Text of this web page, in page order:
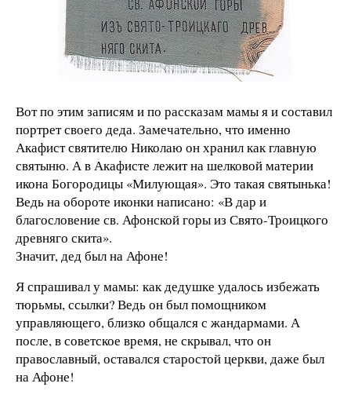
Вот по этим записям и по рассказам мамы я и составил
портрет своего деда. Замечательно, что именно
Акафист святителю Николаю он хранил как главную
святыню. А в Акафисте лежит на шелковой материи
икона Богородицы «Милующая». Это такая святынька!
Ведь на обороте иконки написано: «В дар и
благословение св. Афонской горы из Свято-Троицкого
древняго скита».
Значит, дед был на Афоне!
Я спрашивал у мамы: как дедушке удалось избежать
тюрьмы, ссылки? Ведь он был помощником
управляющего, близко общался с жандармами. А
после, в советское время, не скрывал, что он
православный, оставался старостой церкви, даже был
на Афоне!